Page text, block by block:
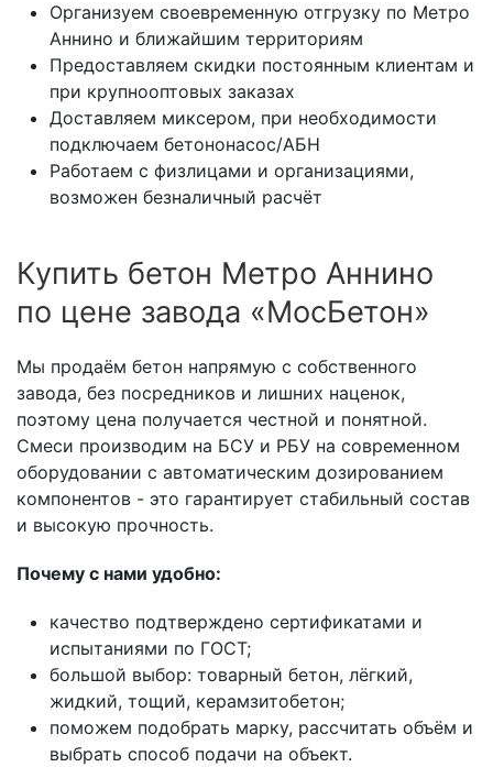
Организуем своевременную отгрузку по Метро
Аннино и ближайшим территориям
Предоставляем скидки постоянным клиентам и
при крупнооптовых заказах
Доставляем миксером, при необходимости
подключаем бетононасос/АБН
Работаем с физлицами и организациями,
возможен безналичный расчёт
Купить бетон Метро Аннино
по цене завода «МосБетон»
Мы продаём бетон напрямую с собственного
завода, без посредников и лишних наценок,
поэтому цена получается честной и понятной.
Смеси производим на БСУ и РБУ на современном
оборудовании с автоматическим дозированием
компонентов - это гарантирует стабильный состав
и высокую прочность.
Почему с нами удобно:
качество подтверждено сертификатами и
испытаниями по ГОСТ;
большой выбор: товарный бетон, лёгкий,
жидкий, тощий, керамзитобетон;
поможем подобрать марку, рассчитать объём и
выбрать способ подачи на объект.